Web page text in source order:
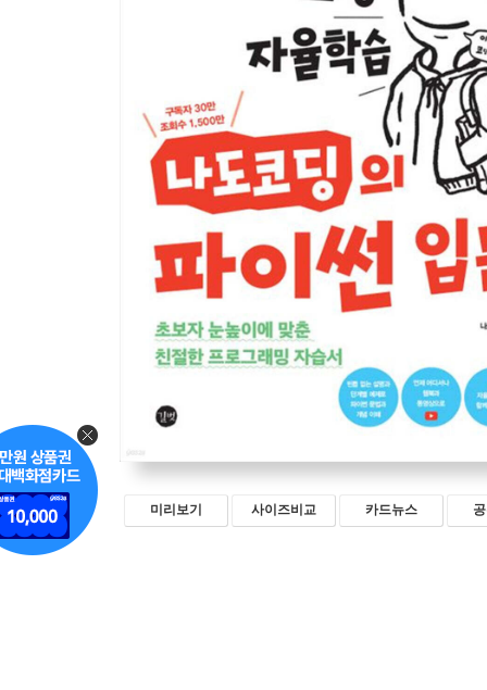
미리보기 사이즈비교 카드뉴스